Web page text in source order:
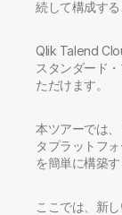
カスタマ
カスタマ
初期トレ
製品関連
企業情報
採用情報
ニュース
事業所 /
Back
Qlik
Talend
すべての製
データ分析
適切なデータ分
の達成をサポー
リソースラ
コミュニテ
続して構成す
Qlik Talend
スタンダード
ただけます。
本ツアーでは
タプラットフ
を簡単に構築
ここでは、新